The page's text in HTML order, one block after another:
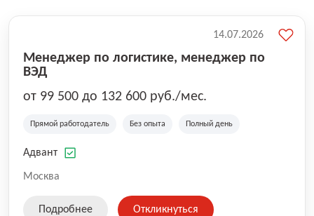
Менеджер по логистике, менеджер по
ВЭД
от 99 500 до 132 600 руб./мес.
Прямой работодатель Без опыта Полный день
Адвант
Москва
14.07.2026
Подробнее Откликнуться